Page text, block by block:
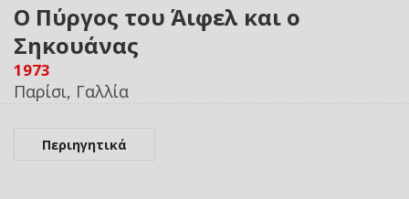
Ο Πύργος του Άιφελ και ο
Σηκουάνας
1973
Παρίσι, Γαλλία
Περιηγητικά